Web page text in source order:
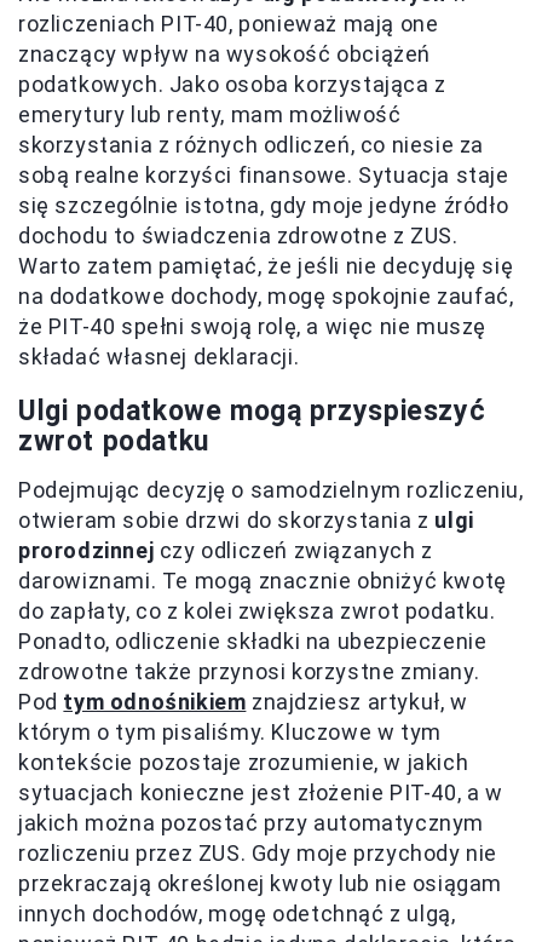
rozliczeniach PIT-40, ponieważ mają one
znaczący wpływ na wysokość obciążeń
podatkowych. Jako osoba korzystająca z
emerytury lub renty, mam możliwość
skorzystania z różnych odliczeń, co niesie za
sobą realne korzyści finansowe. Sytuacja staje
się szczególnie istotna, gdy moje jedyne źródło
dochodu to świadczenia zdrowotne z ZUS.
Warto zatem pamiętać, że jeśli nie decyduję się
na dodatkowe dochody, mogę spokojnie zaufać,
że PIT-40 spełni swoją rolę, a więc nie muszę
składać własnej deklaracji.
Ulgi podatkowe mogą przyspieszyć
zwrot podatku
Podejmując decyzję o samodzielnym rozliczeniu,
otwieram sobie drzwi do skorzystania z ulgi
prorodzinnej czy odliczeń związanych z
darowiznami. Te mogą znacznie obniżyć kwotę
do zapłaty, co z kolei zwiększa zwrot podatku.
Ponadto, odliczenie składki na ubezpieczenie
zdrowotne także przynosi korzystne zmiany.
Pod tym odnośnikiem znajdziesz artykuł, w
którym o tym pisaliśmy. Kluczowe w tym
kontekście pozostaje zrozumienie, w jakich
sytuacjach konieczne jest złożenie PIT-40, a w
jakich można pozostać przy automatycznym
rozliczeniu przez ZUS. Gdy moje przychody nie
przekraczają określonej kwoty lub nie osiągam
innych dochodów, mogę odetchnąć z ulgą,